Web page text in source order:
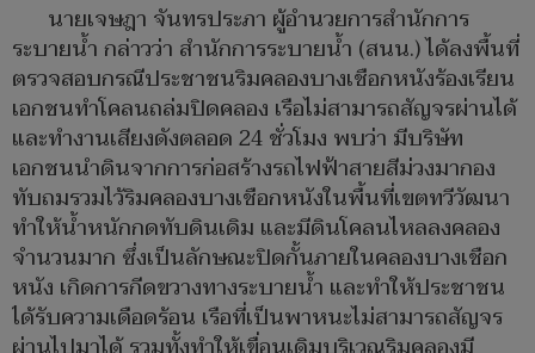
นายเจษฎา จันทรประภา ผู้อำนวยการสำนักการ
ระบายน้ำ กล่าวว่า สำนักการระบายน้ำ (สนน.) ได้ลงพื้นที่
ตรวจสอบกรณีประชาชนริมคลองบางเชือกหนังร้องเรียน
เอกชนทำโคลนถล่มปิดคลอง เรือไม่สามารถสัญจรผ่านได้
และทำงานเสียงดังตลอด 24 ชั่วโมง พบว่า มีบริษัท
เอกชนนำดินจากการก่อสร้างรถไฟฟ้าสายสีม่วงมากอง
ทับถมรวมไว้ริมคลองบางเชือกหนังในพื้นที่เขตทวีวัฒนา
ทำให้น้ำหนักกดทับดินเดิม และมีดินโคลนไหลลงคลอง
จำนวนมาก ซึ่งเป็นลักษณะปิดกั้นภายในคลองบางเชือก
หนัง เกิดการกีดขวางทางระบายน้ำ และทำให้ประชาชน
ได้รับความเดือดร้อน เรือที่เป็นพาหนะไม่สามารถสัญจร